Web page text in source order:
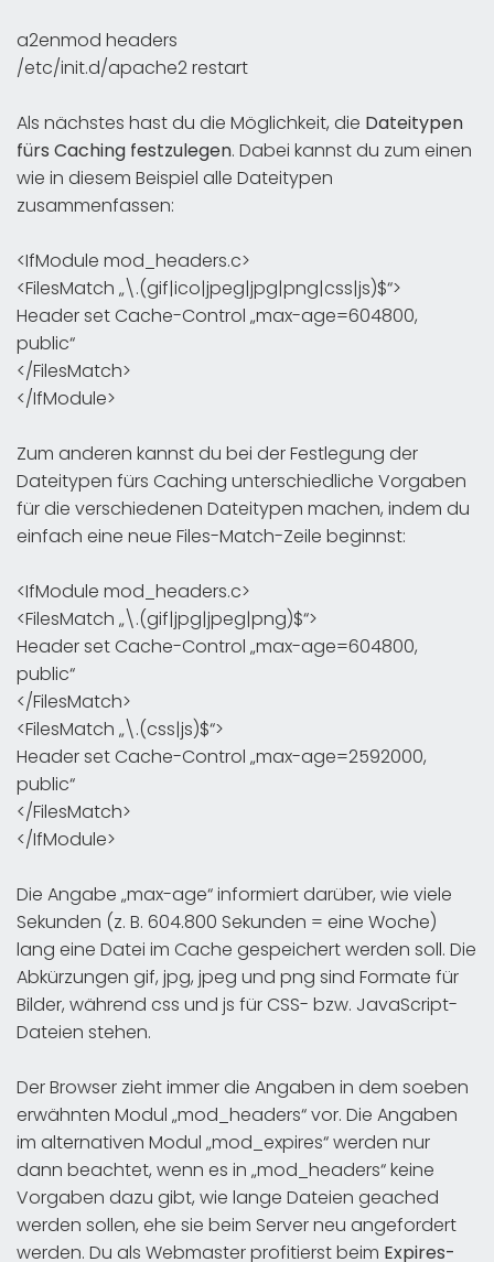
a2enmod headers
/etc/init.d/apache2 restart
Als nächstes hast du die Möglichkeit, die Dateitypen
fürs Caching festzulegen. Dabei kannst du zum einen
wie in diesem Beispiel alle Dateitypen
zusammenfassen:
<IfModule mod_headers.c>
<FilesMatch „\.(gif|ico|jpeg|jpg|png|css|js)$“>
Header set Cache-Control „max-age=604800,
public“
</FilesMatch>
</IfModule>
Zum anderen kannst du bei der Festlegung der
Dateitypen fürs Caching unterschiedliche Vorgaben
für die verschiedenen Dateitypen machen, indem du
einfach eine neue Files-Match-Zeile beginnst:
<IfModule mod_headers.c>
<FilesMatch „\.(gif|jpg|jpeg|png)$“>
Header set Cache-Control „max-age=604800,
public“
</FilesMatch>
<FilesMatch „\.(css|js)$“>
Header set Cache-Control „max-age=2592000,
public“
</FilesMatch>
</IfModule>
Die Angabe „max-age“ informiert darüber, wie viele
Sekunden (z. B. 604.800 Sekunden = eine Woche)
lang eine Datei im Cache gespeichert werden soll. Die
Abkürzungen gif, jpg, jpeg und png sind Formate für
Bilder, während css und js für CSS- bzw. JavaScript-
Dateien stehen.
Der Browser zieht immer die Angaben in dem soeben
erwähnten Modul „mod_headers“ vor. Die Angaben
im alternativen Modul „mod_expires“ werden nur
dann beachtet, wenn es in „mod_headers“ keine
Vorgaben dazu gibt, wie lange Dateien geached
werden sollen, ehe sie beim Server neu angefordert
werden. Du als Webmaster profitierst beim Expires-